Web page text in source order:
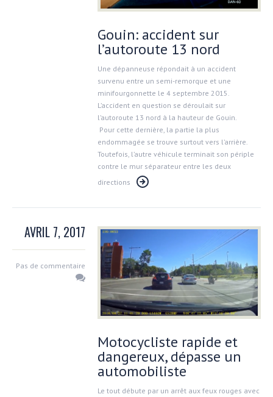
Gouin: accident sur
l’autoroute 13 nord
Une dépanneuse répondait à un accident
survenu entre un semi-remorque et une
minifourgonnette le 4 septembre 2015.
L’accident en question se déroulait sur
l’autoroute 13 nord à la hauteur de Gouin.
Pour cette dernière, la partie la plus
endommagée se trouve surtout vers l’arrière.
Toutefois, l’autre véhicule terminait son périple
contre le mur séparateur entre les deux
directions
AVRIL 7, 2017
Pas de commentaire
Motocycliste rapide et
dangereux, dépasse un
automobiliste
Le tout débute par un arrêt aux feux rouges avec